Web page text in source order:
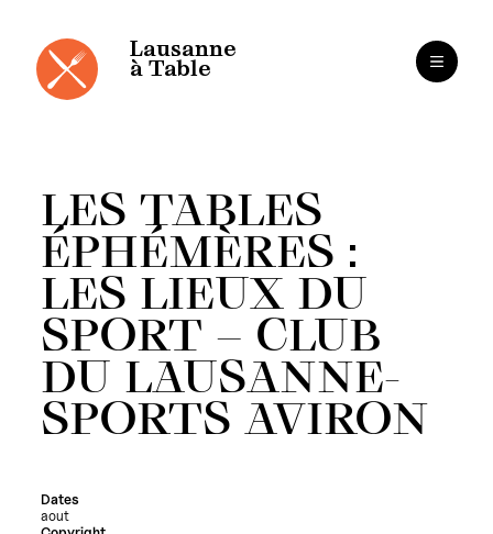
contenu
Lausanne
à Table
LES TABLES
ÉPHÉMÈRES :
LES LIEUX DU
SPORT – CLUB
DU LAUSANNE-
SPORTS AVIRON
Dates
aout